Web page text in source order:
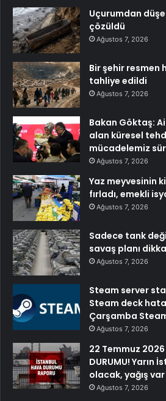
Uçurumdan
çözüldü
Ağustos 7, 2026
Bir şehir resmen
tahliye edildi
Ağustos 7, 2026
Bakan Göktaş:
alan küresel
mücadelemiz
Ağustos 7, 2026
Yaz meyvesinin
fırladı, emekli
Ağustos 7, 2026
Sadece tank
savaş planı
Ağustos 7, 2026
Steam server
Steam deck
Çarşamba
Ağustos 7, 2026
22 Temmuz
DURUMU! Yarın
olacak, yağış var
Ağustos 7, 2026